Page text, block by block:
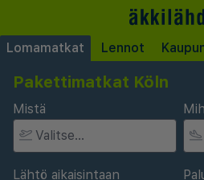
Lomamatkat Lennot
Pakettimatkat Köln
Mistä
Lähtö aikaisintaan